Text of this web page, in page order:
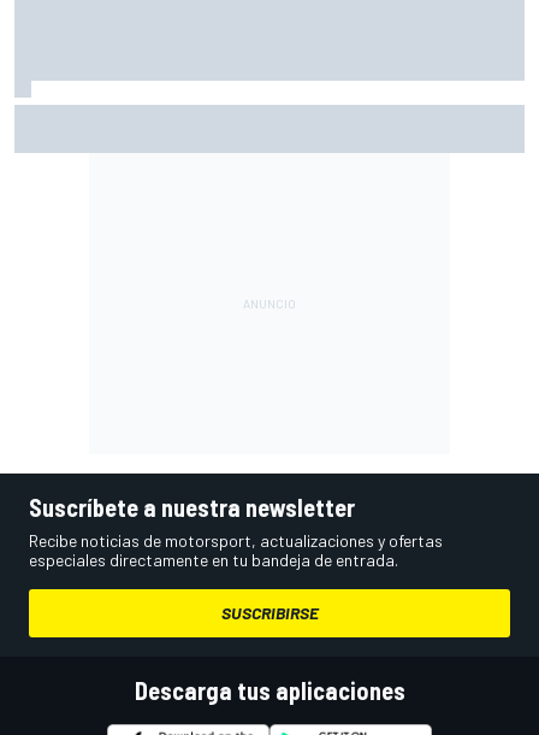
Suscríbete a nuestra newsletter
Recibe noticias de motorsport, actualizaciones y ofertas
especiales directamente en tu bandeja de entrada.
SUSCRIBIRSE
Descarga tus aplicaciones